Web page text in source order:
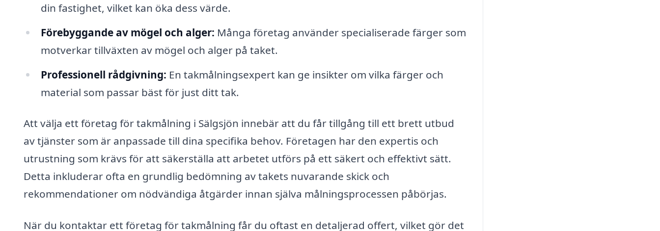
din fastighet, vilket kan öka dess värde.
Förebyggande av mögel och alger: Många företag använder specialiserade färger som
motverkar tillväxten av mögel och alger på taket.
Professionell rådgivning: En takmålningsexpert kan ge insikter om vilka färger och
material som passar bäst för just ditt tak.
Att välja ett företag för takmålning i Sälgsjön innebär att du får tillgång till ett brett utbud
av tjänster som är anpassade till dina specifika behov. Företagen har den expertis och
utrustning som krävs för att säkerställa att arbetet utförs på ett säkert och effektivt sätt.
Detta inkluderar ofta en grundlig bedömning av takets nuvarande skick och
rekommendationer om nödvändiga åtgärder innan själva målningsprocessen påbörjas.
När du kontaktar ett företag för takmålning får du oftast en detaljerad offert, vilket gör det